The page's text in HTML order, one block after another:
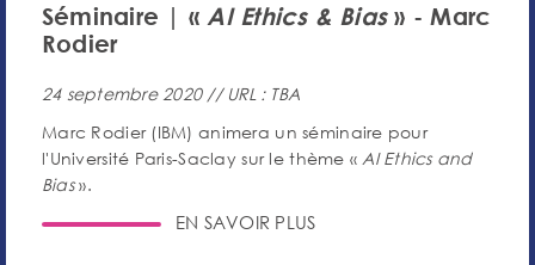
Séminaire | « AI Ethics & Bias» - Marc
Rodier
24 septembre 2020 // URL : TBA
Marc Rodier (IBM) animera un séminaire pour
l'Université Paris-Saclay sur le thème «AI Ethics and
Bias».
EN SAVOIR PLUS